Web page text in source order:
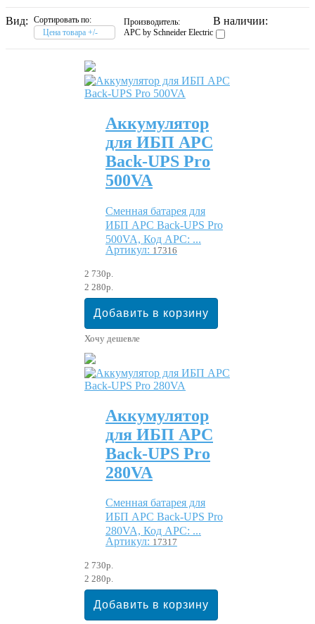
Вид:
Сортировать по:
Цена товара +/-
Производитель:
APC by Schneider Electric
В наличии:
Аккумулятор
для ИБП APC
Back-UPS Pro
500VA
Сменная батарея для
ИБП APC Back-UPS Pro
500VA, Код APC: ...
Артикул: 17316
2 730р.
2 280р.
Хочу дешевле
Аккумулятор
для ИБП APC
Back-UPS Pro
280VA
Сменная батарея для
ИБП APC Back-UPS Pro
280VA, Код APC: ...
Артикул: 17317
2 730р.
2 280р.